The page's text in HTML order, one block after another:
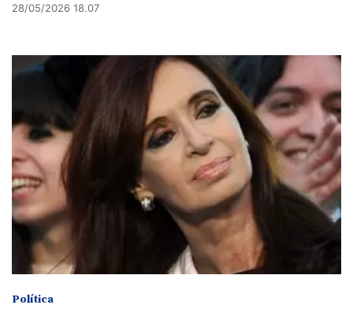
28/05/2026 18.07
Política